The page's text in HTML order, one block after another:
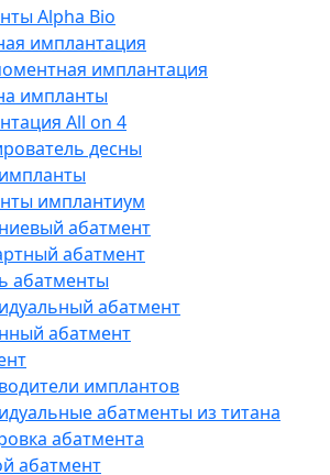
Alpha Bio
имплантация
имплантация
импланты
All on 4
десны
имплантиум
абатмент
абатмент
абатменты
абатмент
абатмент
имплантов
абатменты из титана
абатмента
абатмент